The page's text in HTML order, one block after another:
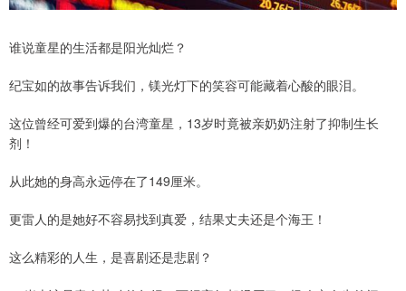
谁说童星的生活都是阳光灿烂？
纪宝如的故事告诉我们，镁光灯下的笑容可能藏着心酸的眼泪。
这位曾经可爱到爆的台湾童星，13岁时竟被亲奶奶注射了抑制生长
剂！
从此她的身高永远停在了149厘米。
更雷人的是她好不容易找到真爱，结果丈夫还是个海王！
这么精彩的人生，是喜剧还是悲剧？